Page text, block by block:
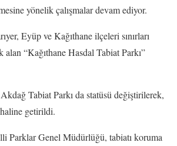
yönelik çalışmalar devam ediyor.
Eyüp ve Kağıthane ilçeleri sınırları
“Kağıthane Hasdal Tabiat Parkı”
Tabiat Parkı da statüsü değiştirilerek,
getirildi.
Parklar Genel Müdürlüğü, tabiatı koruma